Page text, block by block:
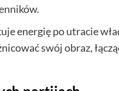
energię po utracie
swój obraz,